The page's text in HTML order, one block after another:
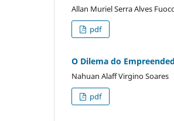
Allan Muriel Serra Alves
pdf
O Dilema do
Nahuan Alaff Virgino Soares
pdf